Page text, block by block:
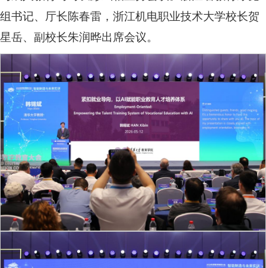
组书记、厅长陈春雷，浙江机电职业技术大学校长贺
星岳、副校长朱润晔出席会议。